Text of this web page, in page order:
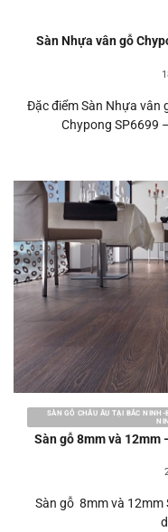
Sàn Nhựa vân gỗ
Đặc điểm Sàn Nhựa vân
Chypong SP6699
SÀN GỖ CHÂU ÂU TẠI BẮC
Sàn gỗ 8mm và 12mm
Sàn gỗ 8mm và 12mm